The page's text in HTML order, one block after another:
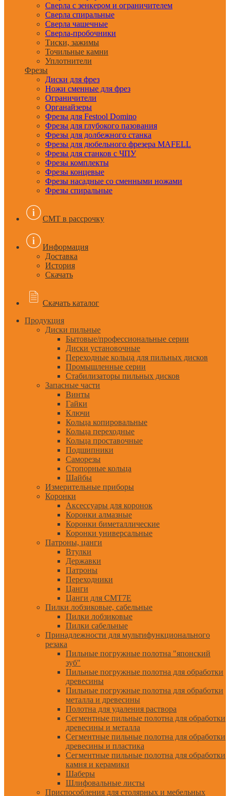
Сверла с зенкером и ограничителем
Сверла спиральные
Сверла чашечные
Сверла-пробочники
Тиски, зажимы
Точильные камни
Уплотнители
Фрезы
Диски для фрез
Ножи сменные для фрез
Ограничители
Органайзеры
Фрезы для Festool Domino
Фрезы для глубокого пазования
Фрезы для долбежного станка
Фрезы для дюбельного фрезера MAFELL
Фрезы для станков с ЧПУ
Фрезы комплекты
Фрезы концевые
Фрезы насадные со сменными ножами
Фрезы спиральные
CMT в рассрочку
Информация
Доставка
История
Скачать
Скачать каталог
Продукция
Диски пильные
Бытовые/профессиональные серии
Диски установочные
Переходные кольца для пильных дисков
Промышленные серии
Стабилизаторы пильных дисков
Запасные части
Винты
Гайки
Ключи
Кольца копировальные
Кольца переходные
Кольца проставочные
Подшипники
Саморезы
Стопорные кольца
Шайбы
Измерительные приборы
Коронки
Аксессуары для коронок
Коронки алмазные
Коронки биметаллические
Коронки универсальные
Патроны, цанги
Втулки
Державки
Патроны
Переходники
Цанги
Цанги для CMT7E
Пилки лобзиковые, сабельные
Пилки лобзиковые
Пилки сабельные
Принадлежности для мультифункционального
резака
Пильные погружные полотна "японский
зуб"
Пильные погружные полотна для обработки
древесины
Пильные погружные полотна для обработки
металла и древесины
Полотна для удаления раствора
Сегментные пильные полотна для обработки
древесины и металла
Сегментные пильные полотна для обработки
древесины и пластика
Сегментные пильные полотна для обработки
камня и керамики
Шаберы
Шлифовальные листы
Приспособления для столярных и мебельных